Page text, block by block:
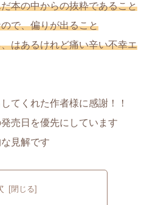
本の中からの抜粋であること
で、偏りが出ること
はあるけれど痛い辛い不幸エ
てくれた作者様に感謝！！
売日を優先にしています
見解です